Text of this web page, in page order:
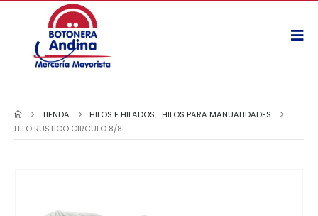
TIENDA HILOS E HILADOS, HILOS PARA MANUALIDADES
HILO RUSTICO CIRCULO 8/8